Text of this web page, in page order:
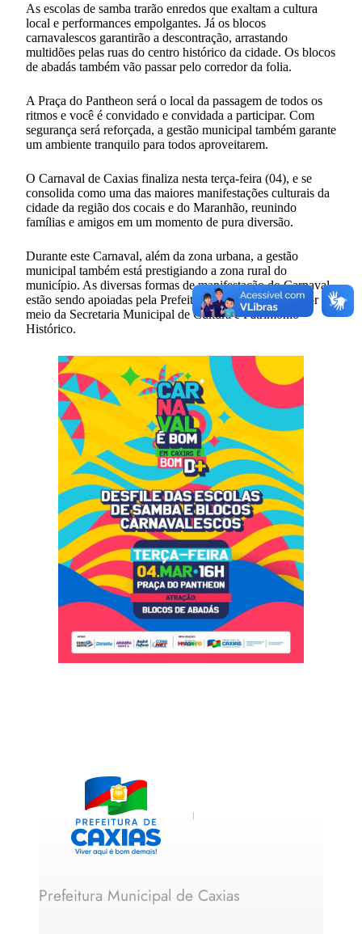
As escolas de samba trarão enredos que exaltam a cultura
local e performances empolgantes. Já os blocos
carnavalescos garantirão a descontração, arrastando
multidões pelas ruas do centro histórico da cidade. Os blocos
de abadás também vão passar pelo corredor da folia.
A Praça do Pantheon será o local da passagem de todos os
ritmos e você é convidado e convidada a participar. Com
segurança será reforçada, a gestão municipal também garante
um ambiente tranquilo para todos aproveitarem.
O Carnaval de Caxias finaliza nesta terça-feira (04), e se
consolida como uma das maiores manifestações culturais da
cidade da região dos cocais e do Maranhão, reunindo
famílias e amigos em um momento de pura diversão.
Durante este Carnaval, além da zona urbana, a gestão
municipal também está prestigiando a zona rural do
município. As diversas formas de manifestação do Carnaval
estão sendo apoiadas pela Prefeitura de Caxias (MA), por
meio da Secretaria Municipal de Cultura e Patrimônio
Histórico.
Prefeitura Municipal de Caxias